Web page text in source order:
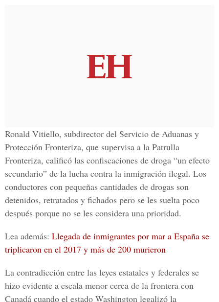
Ronald Vitiello, subdirector del Servicio de Aduanas y
Protección Fronteriza, que supervisa a la Patrulla
Fronteriza, calificó las confiscaciones de droga “un efecto
secundario” de la lucha contra la inmigración ilegal. Los
conductores con pequeñas cantidades de drogas son
detenidos, retratados y fichados pero se les suelta poco
después porque no se les considera una prioridad.
Lea además: Llegada de inmigrantes por mar a España se
triplicaron en el 2017 y más de 200 murieron
La contradicción entre las leyes estatales y federales se
hizo evidente a escala menor cerca de la frontera con
Canadá cuando el estado Washington legalizó la